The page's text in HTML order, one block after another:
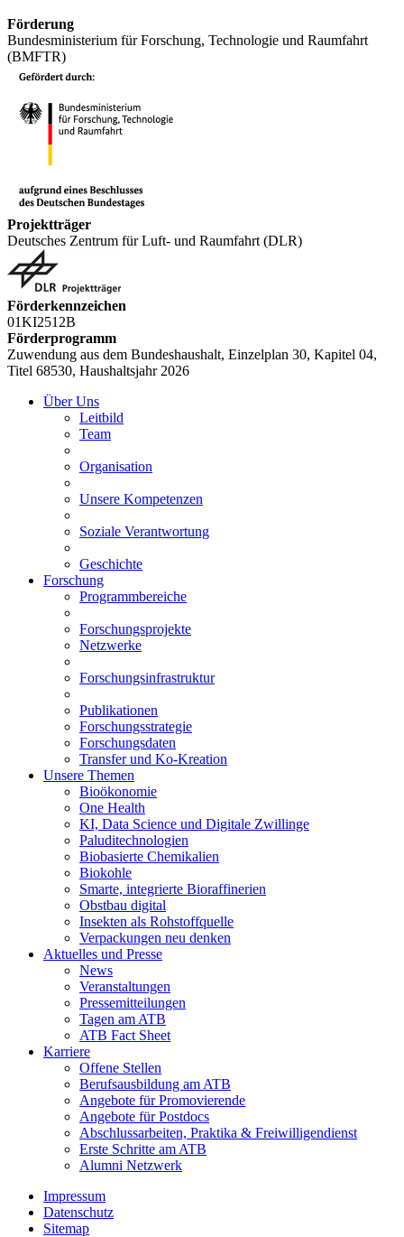
Förderung
Bundesministerium für Forschung, Technologie und Raumfahrt
(BMFTR)
Projektträger
Deutsches Zentrum für Luft- und Raumfahrt (DLR)
Förderkennzeichen
01KI2512B
Förderprogramm
Zuwendung aus dem Bundeshaushalt, Einzelplan 30, Kapitel 04,
Titel 68530, Haushaltsjahr 2026
Über Uns
Leitbild
Team
Organisation
Unsere Kompetenzen
Soziale Verantwortung
Geschichte
Forschung
Programmbereiche
Forschungsprojekte
Netzwerke
Forschungsinfrastruktur
Publikationen
Forschungsstrategie
Forschungsdaten
Transfer und Ko-Kreation
Unsere Themen
Bioökonomie
One Health
KI, Data Science und Digitale Zwillinge
Paluditechnologien
Biobasierte Chemikalien
Biokohle
Smarte, integrierte Bioraffinerien
Obstbau digital
Insekten als Rohstoffquelle
Verpackungen neu denken
Aktuelles und Presse
News
Veranstaltungen
Pressemitteilungen
Tagen am ATB
ATB Fact Sheet
Karriere
Offene Stellen
Berufsausbildung am ATB
Angebote für Promovierende
Angebote für Postdocs
Abschlussarbeiten, Praktika & Freiwilligendienst
Erste Schritte am ATB
Alumni Netzwerk
Impressum
Datenschutz
Sitemap